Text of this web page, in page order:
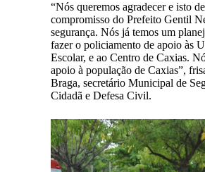
“Nós queremos agradecer e isto
compromisso do Prefeito Gentil
segurança. Nós já temos um
fazer o policiamento de apoio às
Escolar, e ao Centro de Caxias.
apoio à população de Caxias”,
Braga, secretário Municipal de
Cidadã e Defesa Civil.